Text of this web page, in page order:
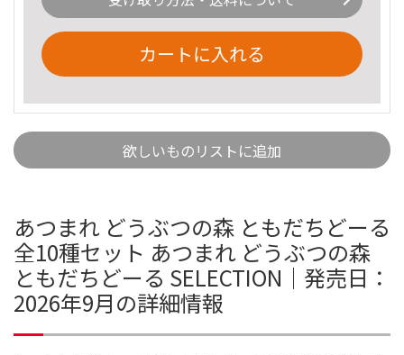
カートに入れる
欲しいものリストに追加
あつまれ どうぶつの森 ともだちどーる
全10種セット あつまれ どうぶつの森
ともだちどーる SELECTION｜発売日：
2026年9月の詳細情報